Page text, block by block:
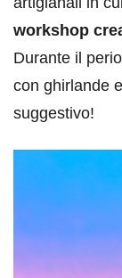
workshop
Durante il
con ghirlande
suggestivo!